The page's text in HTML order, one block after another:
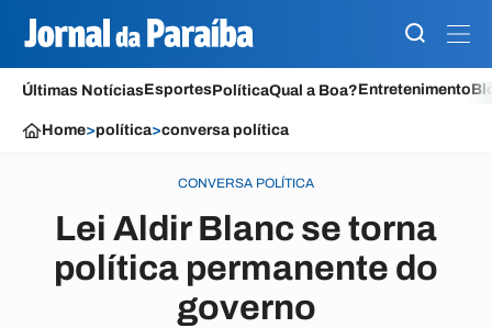
Últimas NotíciasEsportesPolíticaQual a Boa?Entretenimento
Home>política>conversa política
CONVERSA POLÍTICA
Lei Aldir Blanc se torna
política permanente do
governo